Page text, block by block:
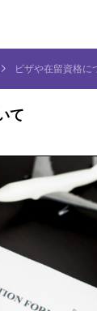
ビザや在留資格に
て